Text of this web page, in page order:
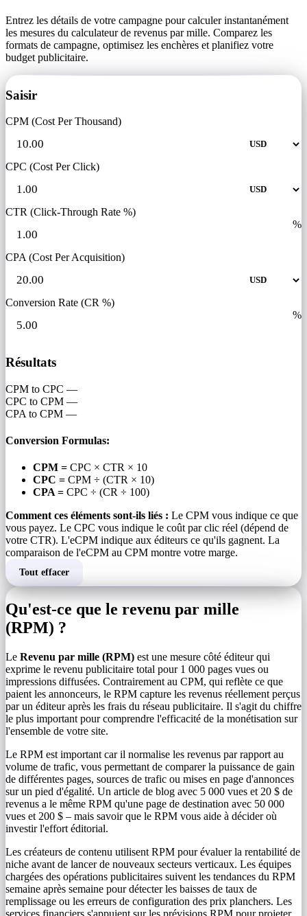
Entrez les détails de votre campagne pour calculer instantanément
les mesures du calculateur de revenus par mille. Comparez les
formats de campagne, optimisez les enchères et planifiez votre
budget publicitaire.
Saisir
CPM (Cost Per Thousand)
CPC (Cost Per Click)
CTR (Click-Through Rate %)
%
CPA (Cost Per Acquisition)
Conversion Rate (CR %)
%
Résultats
CPM to CPC —
CPC to CPM —
CPA to CPM —
Conversion Formulas:
CPM = CPC × CTR × 10
CPC = CPM ÷ (CTR × 10)
CPA = CPC ÷ (CR ÷ 100)
Comment ces éléments sont-ils liés : Le CPM vous indique ce que
vous payez. Le CPC vous indique le coût par clic réel (dépend de
votre CTR). L'eCPM indique aux éditeurs ce qu'ils gagnent. La
comparaison de l'eCPM au CPM montre votre marge.
Tout effacer
Qu'est-ce que le revenu par mille
(RPM) ?
Le Revenu par mille (RPM) est une mesure côté éditeur qui
exprime le revenu publicitaire total pour 1 000 pages vues ou
impressions diffusées. Contrairement au CPM, qui reflète ce que
paient les annonceurs, le RPM capture les revenus réellement perçus
par un éditeur après les frais du réseau publicitaire. Il s'agit du chiffre
le plus important pour comprendre l'efficacité de la monétisation sur
l'ensemble de votre site.
Le RPM est important car il normalise les revenus par rapport au
volume de trafic, vous permettant de comparer la puissance de gain
de différentes pages, sources de trafic ou mises en page d'annonces
sur un pied d'égalité. Un article de blog avec 5 000 vues et 20 $ de
revenus a le même RPM qu'une page de destination avec 50 000
vues et 200 $ – mais savoir que le RPM vous aide à décider où
investir l'effort éditorial.
Les créateurs de contenu utilisent RPM pour évaluer la rentabilité de
niche avant de lancer de nouveaux secteurs verticaux. Les équipes
chargées des opérations publicitaires suivent les tendances du RPM
semaine après semaine pour détecter les baisses de taux de
remplissage ou les erreurs de configuration des prix planchers. Les
services financiers s'appuient sur les prévisions RPM pour projeter